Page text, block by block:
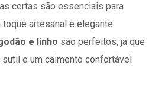
certas são essenciais para
artesanal e elegante.
e linho são perfeitos, já que
e um caimento confortável